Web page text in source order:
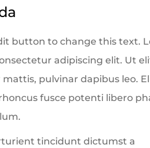
button to change this text.
adipiscing elit. Ut
pulvinar dapibus leo.
fusce potenti libero
tincidunt dictumst a